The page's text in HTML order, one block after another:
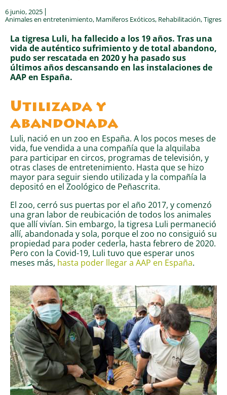
6 junio, 2025
Animales en entretenimiento, Mamíferos Exóticos, Rehabilitación,Tigres
La tigresa Luli, ha fallecido a los 19 años. Tras una
vida de auténtico sufrimiento y de total abandono,
pudo ser rescatada en 2020 y ha pasado sus
últimos años descansando en las instalaciones de
AAP en España.
Utilizada y
abandonada
Luli, nació en un zoo en España. A los pocos meses de
vida, fue vendida a una compañía que la alquilaba
para participar en circos, programas de televisión, y
otras clases de entretenimiento. Hasta que se hizo
mayor para seguir siendo utilizada y la compañía la
depositó en el Zoológico de Peñascrita.
El zoo, cerró sus puertas por el año 2017, y comenzó
una gran labor de reubicación de todos los animales
que allí vivían. Sin embargo, la tigresa Luli permaneció
allí, abandonada y sola, porque el zoo no consiguió su
propiedad para poder cederla, hasta febrero de 2020.
Pero con la Covid-19, Luli tuvo que esperar unos
meses más, hasta poder llegar a AAP en España.